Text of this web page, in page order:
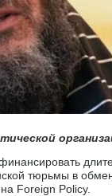
тюрьмы в
Foreign Policy.